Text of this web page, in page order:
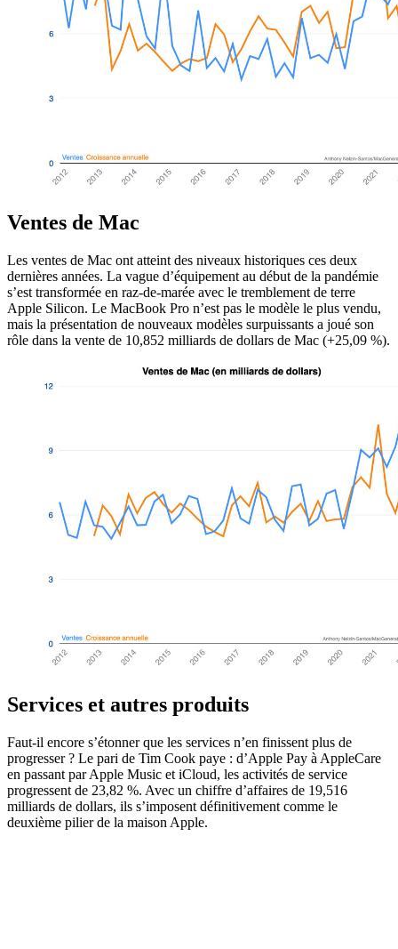
Ventes de Mac
Les ventes de Mac ont atteint des niveaux historiques ces deux
dernières années. La vague d’équipement au début de la pandémie
s’est transformée en raz-de-marée avec le tremblement de terre
Apple Silicon. Le MacBook Pro n’est pas le modèle le plus vendu,
mais la présentation de nouveaux modèles surpuissants a joué son
rôle dans la vente de 10,852 milliards de dollars de Mac (+25,09 %).
Services et autres produits
Faut-il encore s’étonner que les services n’en finissent plus de
progresser ? Le pari de Tim Cook paye : d’Apple Pay à AppleCare
en passant par Apple Music et iCloud, les activités de service
progressent de 23,82 %. Avec un chiffre d’affaires de 19,516
milliards de dollars, ils s’imposent définitivement comme le
deuxième pilier de la maison Apple.